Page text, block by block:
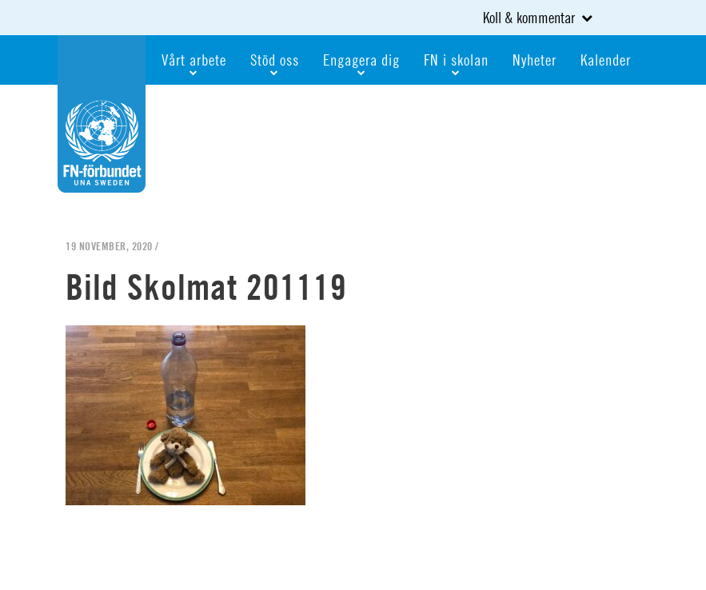
Koll & kommentar
Vårt arbete Stöd oss Engagera dig FN i skolan Nyheter Kalender
19 NOVEMBER, 2020 /
Bild Skolmat 201119